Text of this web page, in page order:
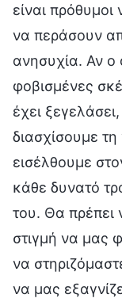
είναι
να περάσουν
ανησυχία. Αν ο
φοβισμένες
έχει
διασχίσουμε
εισέλθουμε
κάθε δυνατό
του. Θα
στιγμή να μας
να
να μας